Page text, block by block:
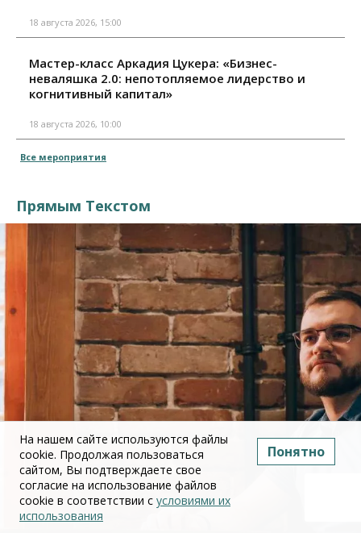
18 августа 2026, 15:00
Мастер-класс Аркадия Цукера: «Бизнес-
неваляшка 2.0: непотопляемое лидерство и
когнитивный капитал»
18 августа 2026, 10:00
Все мероприятия
Прямым Текстом
На нашем сайте используются файлы
cookie. Продолжая пользоваться
сайтом, Вы подтверждаете свое
согласие на использование файлов
cookie в соответствии с условиями их
использования
Понятно